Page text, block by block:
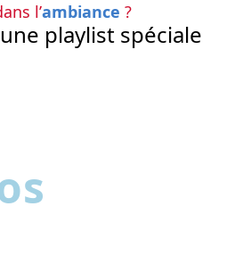
l’ambiance ?
playlist spéciale